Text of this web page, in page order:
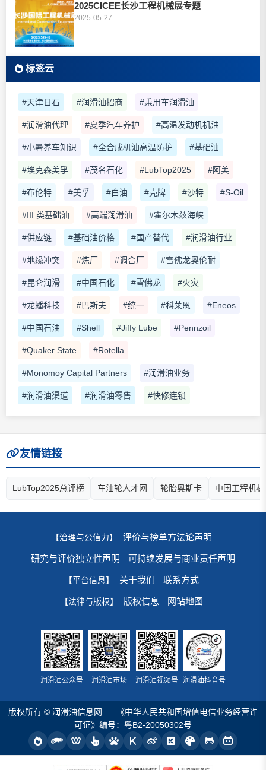
2025CICEE长沙工程机械展专题
2025-05-27
标签云
#天津日石 #润滑油招商 #乘用车润滑油
#润滑油代理 #夏季汽车养护 #高温发动机机油
#小暑养车知识 #全合成机油高温防护 #基础油
#埃克森美孚 #茂名石化 #LubTop2025 #阿美
#布伦特 #美孚 #白油 #壳牌 #沙特 #S-Oil
#III 类基础油 #高端润滑油 #霍尔木兹海峡
#供应链 #基础油价格 #国产替代 #润滑油行业
#地缘冲突 #炼厂 #调合厂 #雪佛龙奥伦耐
#昆仑润滑 #中国石化 #雪佛龙 #火灾
#龙蟠科技 #巴斯夫 #统一 #科莱恩 #Eneos
#中国石油 #Shell #Jiffy Lube #Pennzoil
#Quaker State #Rotella
#Monomoy Capital Partners #润滑油业务
#润滑油渠道 #润滑油零售 #快修连锁
友情链接
LubTop2025总评榜 车油轮人才网 轮胎奥斯卡 中国工程机
【治理与公信力】 评价与榜单方法论声明
研究与评价独立性声明 可持续发展与商业责任声明
【平台信息】 关于我们 联系方式
【法律与版权】 版权信息 网站地图
润滑油公众号 润滑油市场 润滑油视频号 润滑油抖音号
版权所有 © 润滑油信息网
《中华人民共和国增值电信业务经营许
可证》编号：粤B2-20050302号